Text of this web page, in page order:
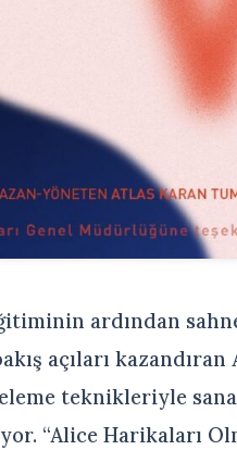
ardından
açıları
teknikleriyle
“Alice Harikaları